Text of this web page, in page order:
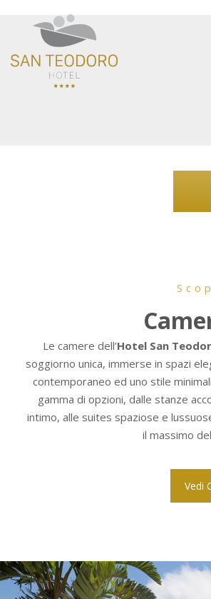
Le camere dell’Hotel San
soggiorno unica, immerse in spazi
contemporaneo ed uno stile
gamma di opzioni, dalle stanze
intimo, alle suites spaziose e
il massimo
Vedi